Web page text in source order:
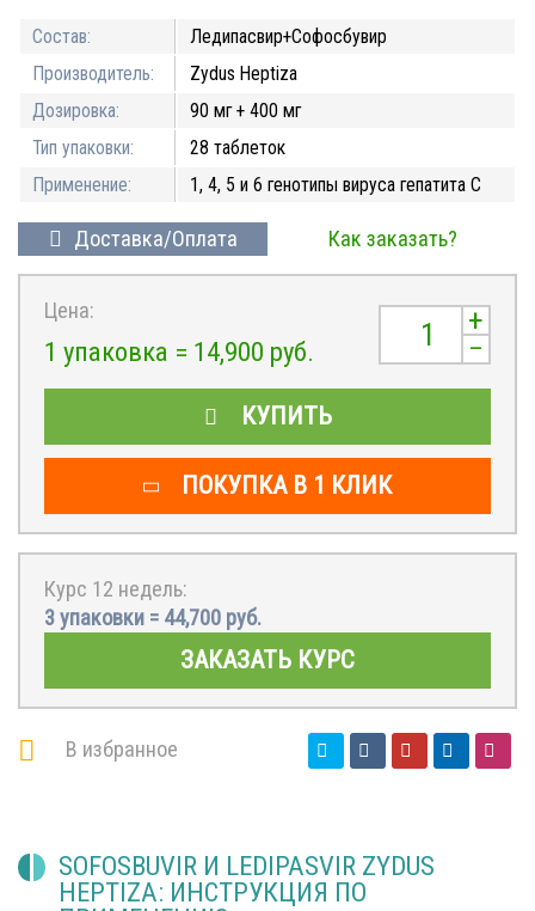
Состав:
Ледипасвир+Софосбувир
Производитель:
Zydus Heptiza
Дозировка:
90 мг + 400 мг
Тип упаковки:
28 таблеток
Применение:
1, 4, 5 и 6 генотипы вируса гепатита С
Доставка/Оплата Как заказать?
Цена:
1 упаковка = 14,900 руб.
+
–
КУПИТЬ
ПОКУПКА В 1 КЛИК
Курс 12 недель:
3 упаковки = 44,700 руб.
ЗАКАЗАТЬ КУРС
В избранное
SOFOSBUVIR И LEDIPASVIR ZYDUS
HEPTIZA: ИНСТРУКЦИЯ ПО